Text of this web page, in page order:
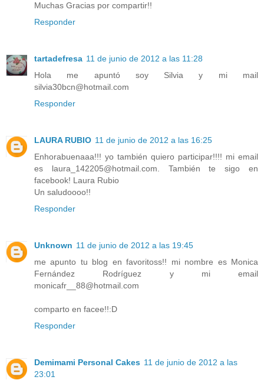
Muchas Gracias por compartir!!
Responder
tartadefresa 11 de junio de 2012 a las 11:28
Hola me apuntó soy Silvia y mi mail
silvia30bcn@hotmail.com
Responder
LAURA RUBIO 11 de junio de 2012 a las 16:25
Enhorabuenaaa!!! yo también quiero participar!!!! mi email
es laura_142205@hotmail.com. También te sigo en
facebook! Laura Rubio
Un saludoooo!!
Responder
Unknown 11 de junio de 2012 a las 19:45
me apunto tu blog en favoritoss!! mi nombre es Monica
Fernández Rodríguez y mi email
monicafr__88@hotmail.com
comparto en facee!!:D
Responder
Demimami Personal Cakes 11 de junio de 2012 a las
23:01